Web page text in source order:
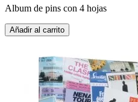
Album de pins con 4 hojas
Añadir al carrito